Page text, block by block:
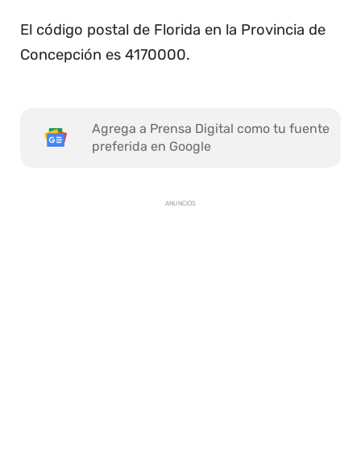
El código postal de Florida en la Provincia de
Concepción es 4170000.
Agrega a Prensa Digital como tu fuente
preferida en Google
ANUNCIOS